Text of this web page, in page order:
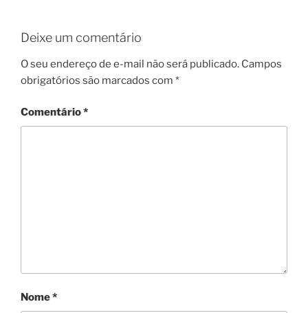
Deixe um comentário
O seu endereço de e-mail não será publicado. Campos
obrigatórios são marcados com *
Comentário*
Nome*